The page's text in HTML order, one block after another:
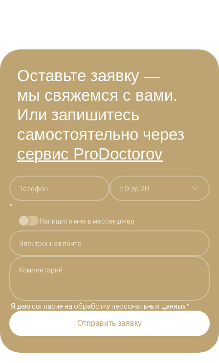
Оставьте заявку —
мы свяжемся с вами.
Или запишитесь
самостоятельно через
сервис ProDoctorov
*
c 9 до 20
Напишите мне в мессенджер
Я даю согласие на обработку персональных данных*
Отправить заявку